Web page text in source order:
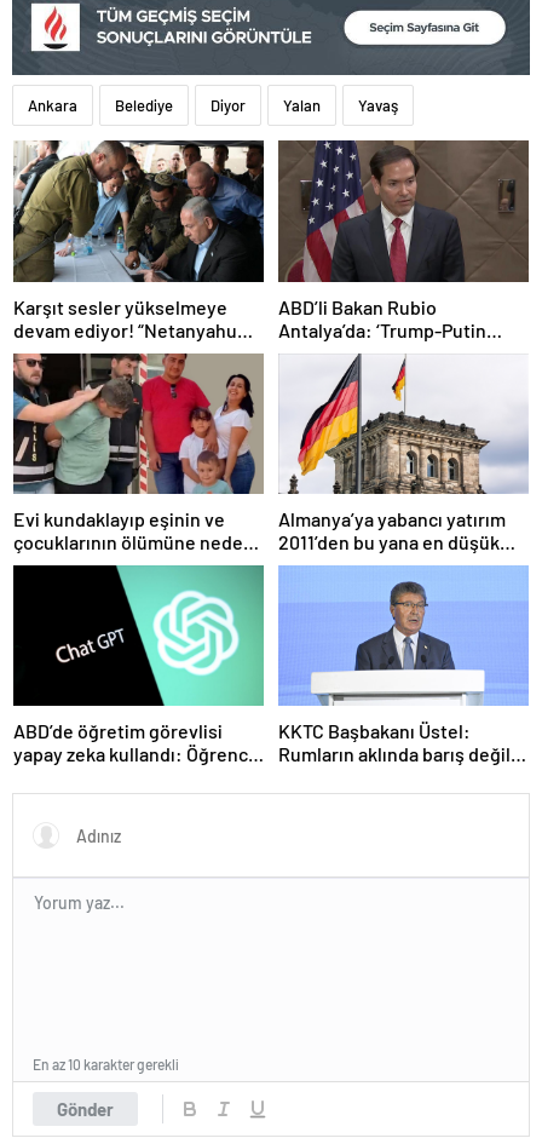
Ankara Belediye Diyor Yalan Yavaş
Karşıt sesler yükselmeye
devam ediyor! “Netanyahu
geleceğimizi Gazze’nin
kumlarına gömüyor”
ABD’li Bakan Rubio
Antalya’da: ‘Trump-Putin
görüşmedikçe başaramayız’
Evi kundaklayıp eşinin ve
çocuklarının ölümüne neden
olmuştu! Yeni görüntüler
Almanya’ya yabancı yatırım
2011’den bu yana en düşük
seviyede
ABD’de öğretim görevlisi
yapay zeka kullandı: Öğrenci
KKTC Başbakanı Üstel:
Rumların aklında barış değil
Gönder
En az 10 karakter gerekli